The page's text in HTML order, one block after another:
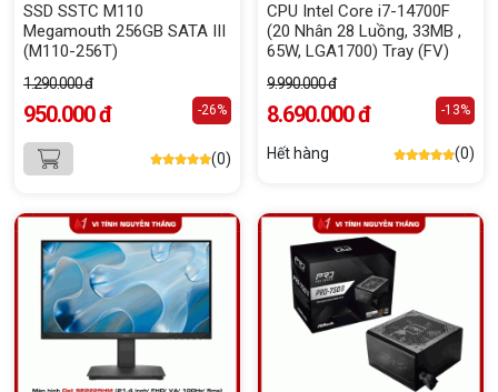
SSD SSTC M110
Megamouth 256GB SATA III
(M110-256T)
1.290.000 đ
950.000 đ -26%
(0)
CPU Intel Core i7-14700F
(20 Nhân 28 Luồng, 33MB ,
65W, LGA1700) Tray (FV)
9.990.000 đ
8.690.000 đ -13%
Hết hàng (0)